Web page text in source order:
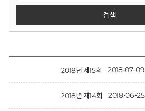
회
검색
2018년 제15회 2018-07-09
2018년 제14회 2018-06-25